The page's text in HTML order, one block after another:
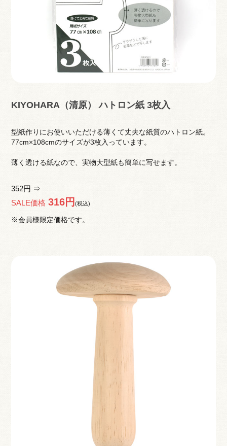
KIYOHARA（清原） ハトロン紙 3枚入
型紙作りにお使いいただける薄くて丈夫な紙質のハトロン紙。
77cm×108cmのサイズが3枚入っています。
薄く透ける紙なので、実物大型紙も簡単に写せます。
352円⇒
SALE価格 316円 (税込)
※会員様限定価格です。